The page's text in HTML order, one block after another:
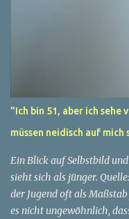
"Ich bin 51, aber ich sehe
müssen neidisch auf mich
Ein Blick auf Selbstbild
sieht sich als jünger.
der Jugend oft als
es nicht ungewöhnlich,